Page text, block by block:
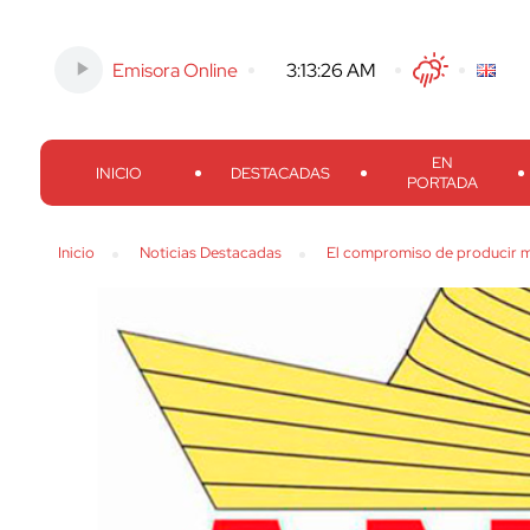
Emisora Online -3:13:27 AM TwitterFacebook
Threads
INICIO DESTACADAS
EN
PORTADA
Inicio Noticias Destacadas El compromiso de producir